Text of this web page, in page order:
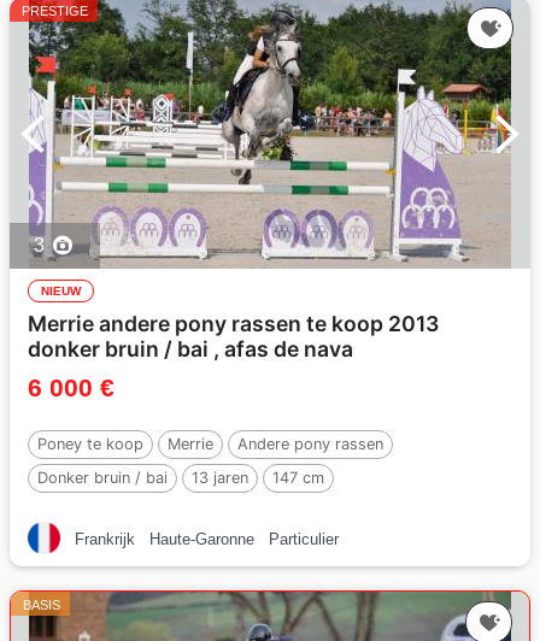
PRESTIGE
3
NIEUW
Merrie andere pony rassen te koop 2013
donker bruin / bai , afas de nava
6 000 €
Poney te koop Merrie
Andere pony rassen
Donker bruin / bai
13 jaren
147 cm
Frankrijk
Haute-Garonne Particulier
BASIS